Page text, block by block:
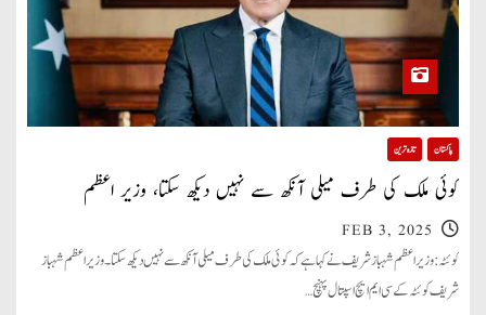
پاکستان تازہ ترین
کوئی ملک کی طرف میلی آنکھ سے نہیں دیکھ سکتا، وزیر اعظم
FEB 3, 2025
کوئٹہ: وزیر اعظم شہباز شریف نے کہا ہے کہ کوئی ملک کی طرف میلی آنکھ سے نہیں دیکھ سکتا۔ وزیر اعظم شہباز
شریف کوئٹہ کے سی ایم ایچ اسپتال پہنچ…